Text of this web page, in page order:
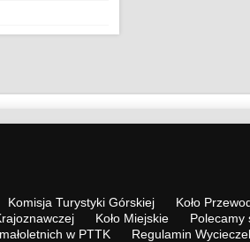
Komisja Turystyki Górskiej
Koło
Koło Miejskie
Polecamy
w PTTK
Regulamin